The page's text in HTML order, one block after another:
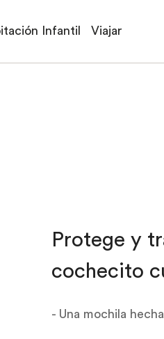
Infantil Viajar
Protege y
cochecito
- Una mochila